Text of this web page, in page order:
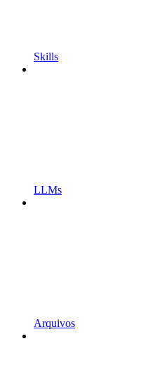
Skills
LLMs
Arquivos